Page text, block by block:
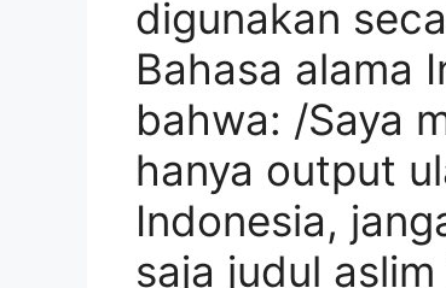
digunakan
Bahasa alama
bahwa: /Saya
hanya output
Indonesia,
saja judul